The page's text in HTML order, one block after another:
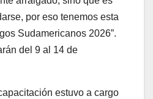
por eso tenemos esta
Sudamericanos 2026”.
del 9 al 14 de
estuvo a cargo